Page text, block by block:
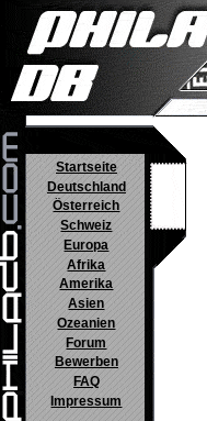
Startseite
Deutschland
Österreich
Schweiz
Europa
Afrika
Amerika
Asien
Ozeanien
Forum
Bewerben
FAQ
Impressum